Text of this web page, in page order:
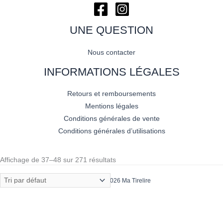
Affichage de 37–48 sur 271 résultats
UNE QUESTION
Nous contacter
INFORMATIONS LÉGALES
Retours et remboursements
Mentions légales
Conditions générales de vente
Conditions générales d’utilisations
Copyright © 2026 Ma Tirelire